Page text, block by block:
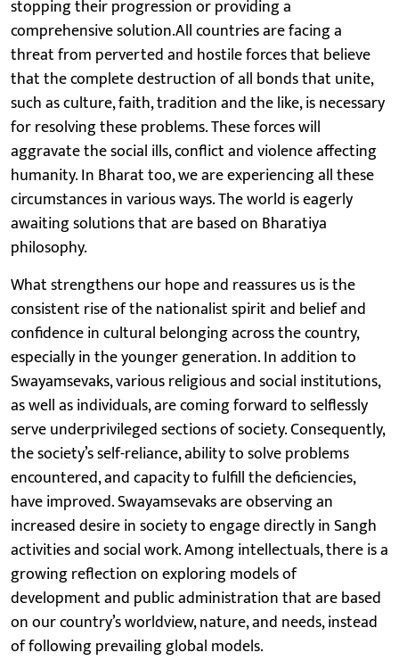
stopping their progression or providing a
comprehensive solution.All countries are facing a
threat from perverted and hostile forces that believe
that the complete destruction of all bonds that unite,
such as culture, faith, tradition and the like, is necessary
for resolving these problems. These forces will
aggravate the social ills, conflict and violence affecting
humanity. In Bharat too, we are experiencing all these
circumstances in various ways. The world is eagerly
awaiting solutions that are based on Bharatiya
philosophy.
What strengthens our hope and reassures us is the
consistent rise of the nationalist spirit and belief and
confidence in cultural belonging across the country,
especially in the younger generation. In addition to
Swayamsevaks, various religious and social institutions,
as well as individuals, are coming forward to selflessly
serve underprivileged sections of society. Consequently,
the society’s self-reliance, ability to solve problems
encountered, and capacity to fulfill the deficiencies,
have improved. Swayamsevaks are observing an
increased desire in society to engage directly in Sangh
activities and social work. Among intellectuals, there is a
growing reflection on exploring models of
development and public administration that are based
on our country’s worldview, nature, and needs, instead
of following prevailing global models.